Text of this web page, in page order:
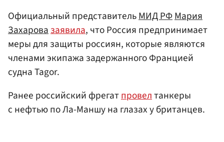
Официальный представительМИД РФМария
Захаровазаявила, что Россия предпринимает
меры для защиты россиян, которые являются
членами экипажа задержанного Францией
судна Tagor.
Ранее российский фрегатпровелтанкеры
с нефтью по Ла-Маншу на глазах у британцев.